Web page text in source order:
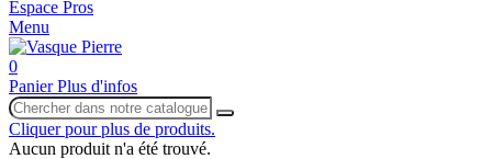
Espace Pros
Menu
0
Panier Plus d'infos
Cliquer pour plus de produits.
Aucun produit n'a été trouvé.